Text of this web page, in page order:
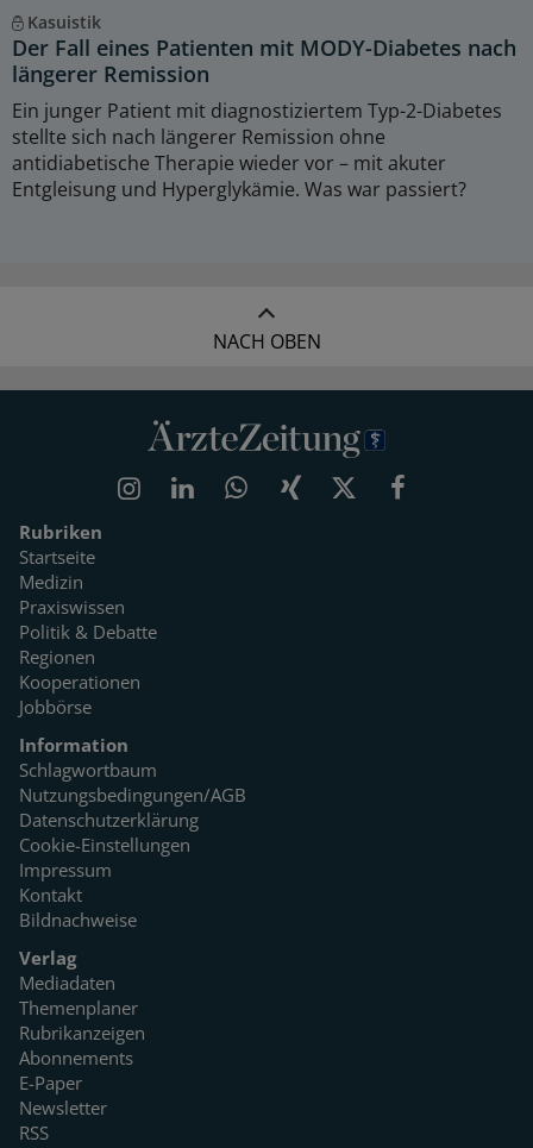
Kasuistik
Der Fall eines Patienten mit MODY-Diabetes nach
längerer Remission
Ein junger Patient mit diagnostiziertem Typ-2-Diabetes
stellte sich nach längerer Remission ohne
antidiabetische Therapie wieder vor – mit akuter
Entgleisung und Hyperglykämie. Was war passiert?
NACH OBEN
Rubriken
Startseite
Medizin
Praxiswissen
Politik & Debatte
Regionen
Kooperationen
Jobbörse
Information
Schlagwortbaum
Nutzungsbedingungen/AGB
Datenschutzerklärung
Cookie-Einstellungen
Impressum
Kontakt
Bildnachweise
Verlag
Mediadaten
Themenplaner
Rubrikanzeigen
Abonnements
E-Paper
Newsletter
RSS